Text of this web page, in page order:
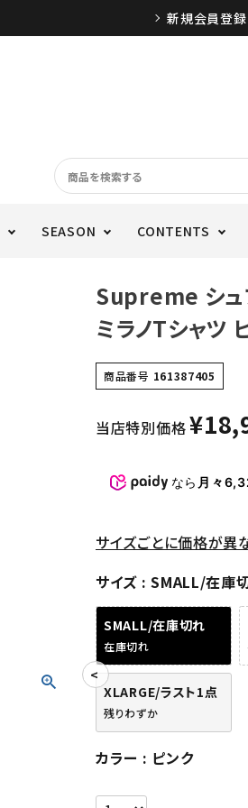
新規会員登録
SEASON CONTENTS
Supreme シ
ミラノTシャツ
商品番号 161387405
当店特別価格¥
なら 月々
サイズごとに価格が異
サイズ
SMALL/在庫
SMALL/在庫切れ
在庫切れ
XLARGE/ラスト1点
残りわずか
カラー ピンク